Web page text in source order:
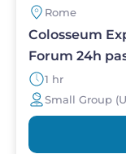
Rome
Colosseum
Forum 24h
1 hr
Small Group